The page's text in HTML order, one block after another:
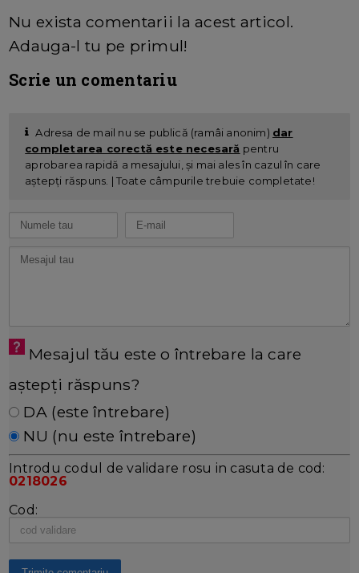
Nu exista comentarii la acest articol.
Adauga-l tu pe primul!
Scrie un comentariu
Adresa de mail nu se publică (ramâi anonim) dar
completarea corectă este necesară pentru
aprobarea rapidă a mesajului, și mai ales în cazul în care
aștepți răspuns. | Toate câmpurile trebuie completate!
Mesajul tău este o întrebare la care
aștepți răspuns?
DA (este întrebare)
NU (nu este întrebare)
Introdu codul de validare rosu in casuta de cod:
0218026
Cod: